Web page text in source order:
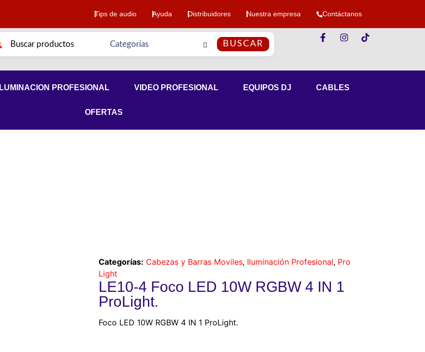
Tips de audio Ayuda Distribuidores Nuestra empresa Contáctanos
BUSCAR
ILUMINACION PROFESIONAL VIDEO PROFESIONAL EQUIPOS DJ CABLES
OFERTAS
Categorías: Cabezas y Barras Moviles, Iluminación Profesional, Pro
Light
LE10-4 Foco LED 10W RGBW 4 IN 1
ProLight.
Foco LED 10W RGBW 4 IN 1 ProLight.